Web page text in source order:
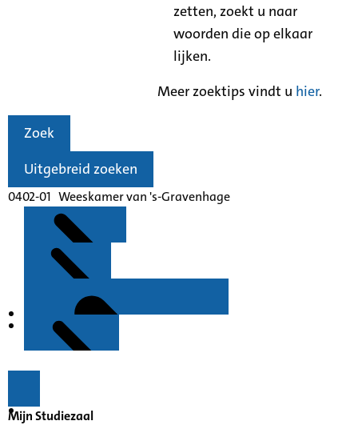
zetten, zoekt u naar
woorden die op elkaar
lijken.
Meer zoektips vindt u hier.
Zoek
Uitgebreid zoeken
0402-01 Weeskamer van 's-Gravenhage
Kenmerken
Inleiding
Inventaris
Mijn Studiezaal